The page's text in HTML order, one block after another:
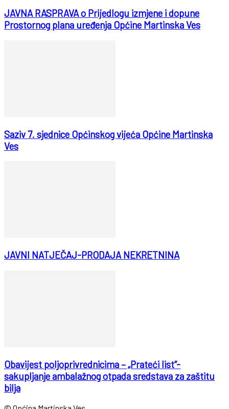
JAVNA RASPRAVA o Prijedlogu izmjene i dopune
Prostornog plana uređenja Općine Martinska Ves
Saziv 7. sjednice Općinskog vijeća Općine Martinska
Ves
JAVNI NATJEČAJ-PRODAJA NEKRETNINA
Obavijest poljoprivrednicima – „Prateći list“-
sakupljanje ambalažnog otpada sredstava za zaštitu
bilja